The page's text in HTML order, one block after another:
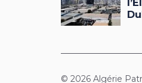
© 2026 Algérie